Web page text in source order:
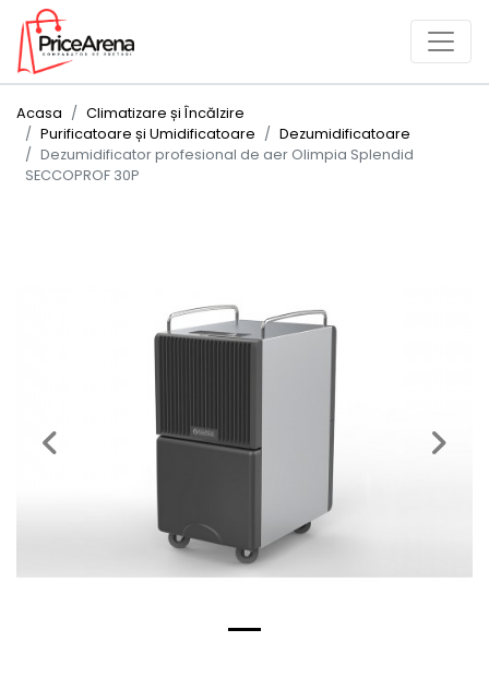
Acasa
Climatizare și Încălzire
Purificatoare și Umidificatoare
Dezumidificatoare
Dezumidificator profesional de aer Olimpia Splendid
SECCOPROF 30P
Previous Next